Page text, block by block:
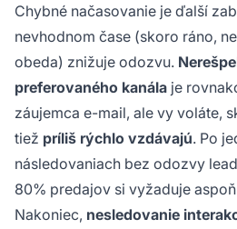
Chybné načasovanie je ďalší
nevhodnom čase (skoro ráno,
obeda) znižuje odozvu.
preferovaného kanála je
záujemca e-mail, ale vy voláte,
tiež príliš rýchlo vzdávajú. Po
následovaniach bez odozvy
80% predajov si vyžaduje
Nakoniec, nesledovanie